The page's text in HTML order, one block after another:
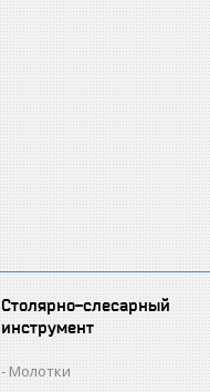
Столярно-слесарный
инструмент
Молотки